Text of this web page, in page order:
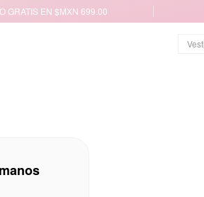
GRATIS EN $MXN 699.00